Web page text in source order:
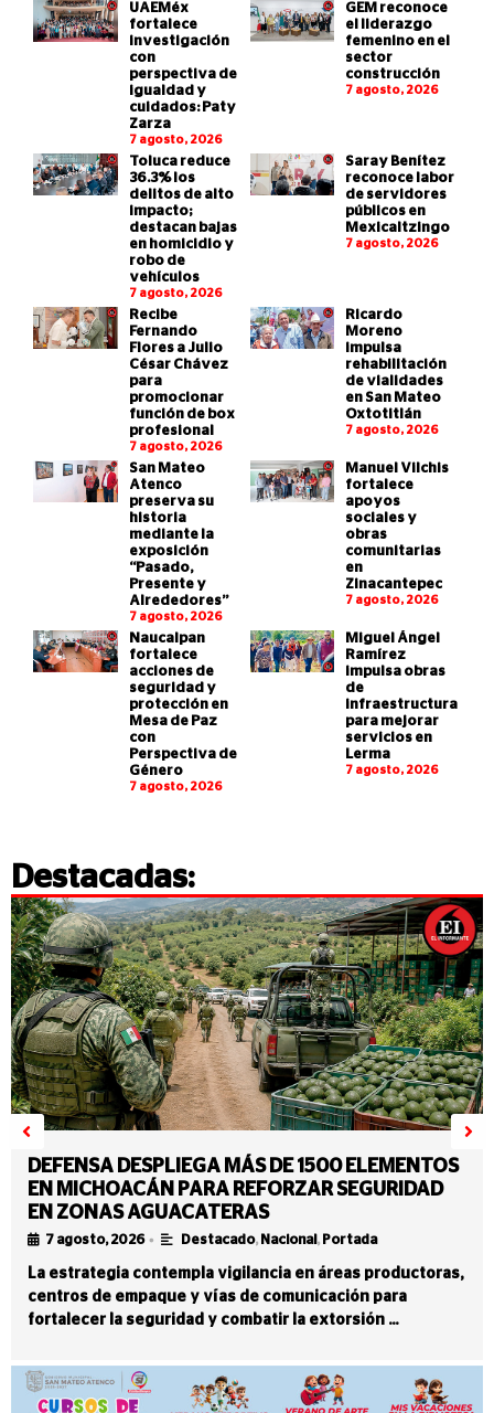
UAEMéx
fortalece
investigación
con
perspectiva de
igualdad y
cuidados: Paty
Zarza
7 agosto, 2026
GEM reconoce
el liderazgo
femenino en el
sector
construcción
7 agosto, 2026
Toluca reduce
36.3% los
delitos de alto
impacto;
destacan bajas
en homicidio y
robo de
vehículos
7 agosto, 2026
Saray Benítez
reconoce labor
de servidores
públicos en
Mexicaltzingo
7 agosto, 2026
Recibe
Fernando
Flores a Julio
César Chávez
para
promocionar
función de box
profesional
7 agosto, 2026
Ricardo
Moreno
impulsa
rehabilitación
de vialidades
en San Mateo
Oxtotitlán
7 agosto, 2026
San Mateo
Atenco
preserva su
historia
mediante la
exposición
“Pasado,
Presente y
Alrededores”
7 agosto, 2026
Manuel Vilchis
fortalece
apoyos
sociales y
obras
comunitarias
en
Zinacantepec
7 agosto, 2026
Naucalpan
fortalece
acciones de
seguridad y
protección en
Mesa de Paz
con
Perspectiva de
Género
7 agosto, 2026
Miguel Ángel
Ramírez
impulsa obras
de
infraestructura
para mejorar
servicios en
Lerma
7 agosto, 2026
Destacadas:
DEFENSA DESPLIEGA MÁS DE 1500 ELEMENTOS
EN MICHOACÁN PARA REFORZAR SEGURIDAD
EN ZONAS AGUACATERAS
7 agosto, 2026 • Destacado, Nacional , Portada
La estrategia contempla vigilancia en áreas productoras,
centros de empaque y vías de comunicación para
fortalecer la seguridad y combatir la extorsión …